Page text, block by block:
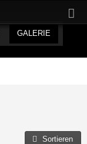
GALERIE
Sortieren